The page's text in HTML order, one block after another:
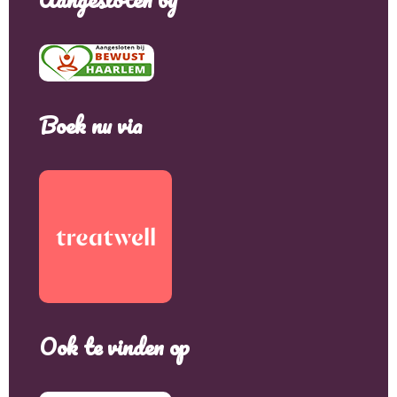
Boek nu via
Ook te vinden op